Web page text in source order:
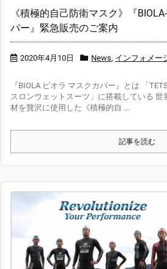
《積極的自己防衛マスク》『
バー』緊急販売のご案内
2020年4月10日 News, インフォメー
『BIOLA ビオラ マスクカバー』とは 「
スロンウェットスーツ」に搭載している
材を贅沢に使用した《積極的自 ...
記事を読む